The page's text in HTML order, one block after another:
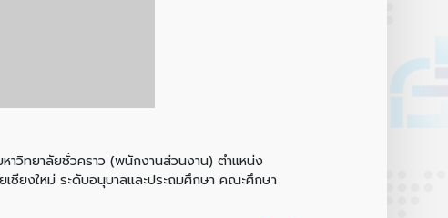
วิทยาลัยชั่วคราว (พนักงานส่วนงาน) ตำแหน่ง
ชียงใหม่ ระดับอนุบาลและประถมศึกษา คณะศึกษา